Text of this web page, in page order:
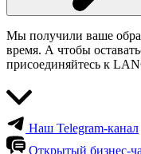
Мы получили ваше
время. А чтобы
присоединяйтесь к
Наш Telegram-канал
Открытый бизнес-